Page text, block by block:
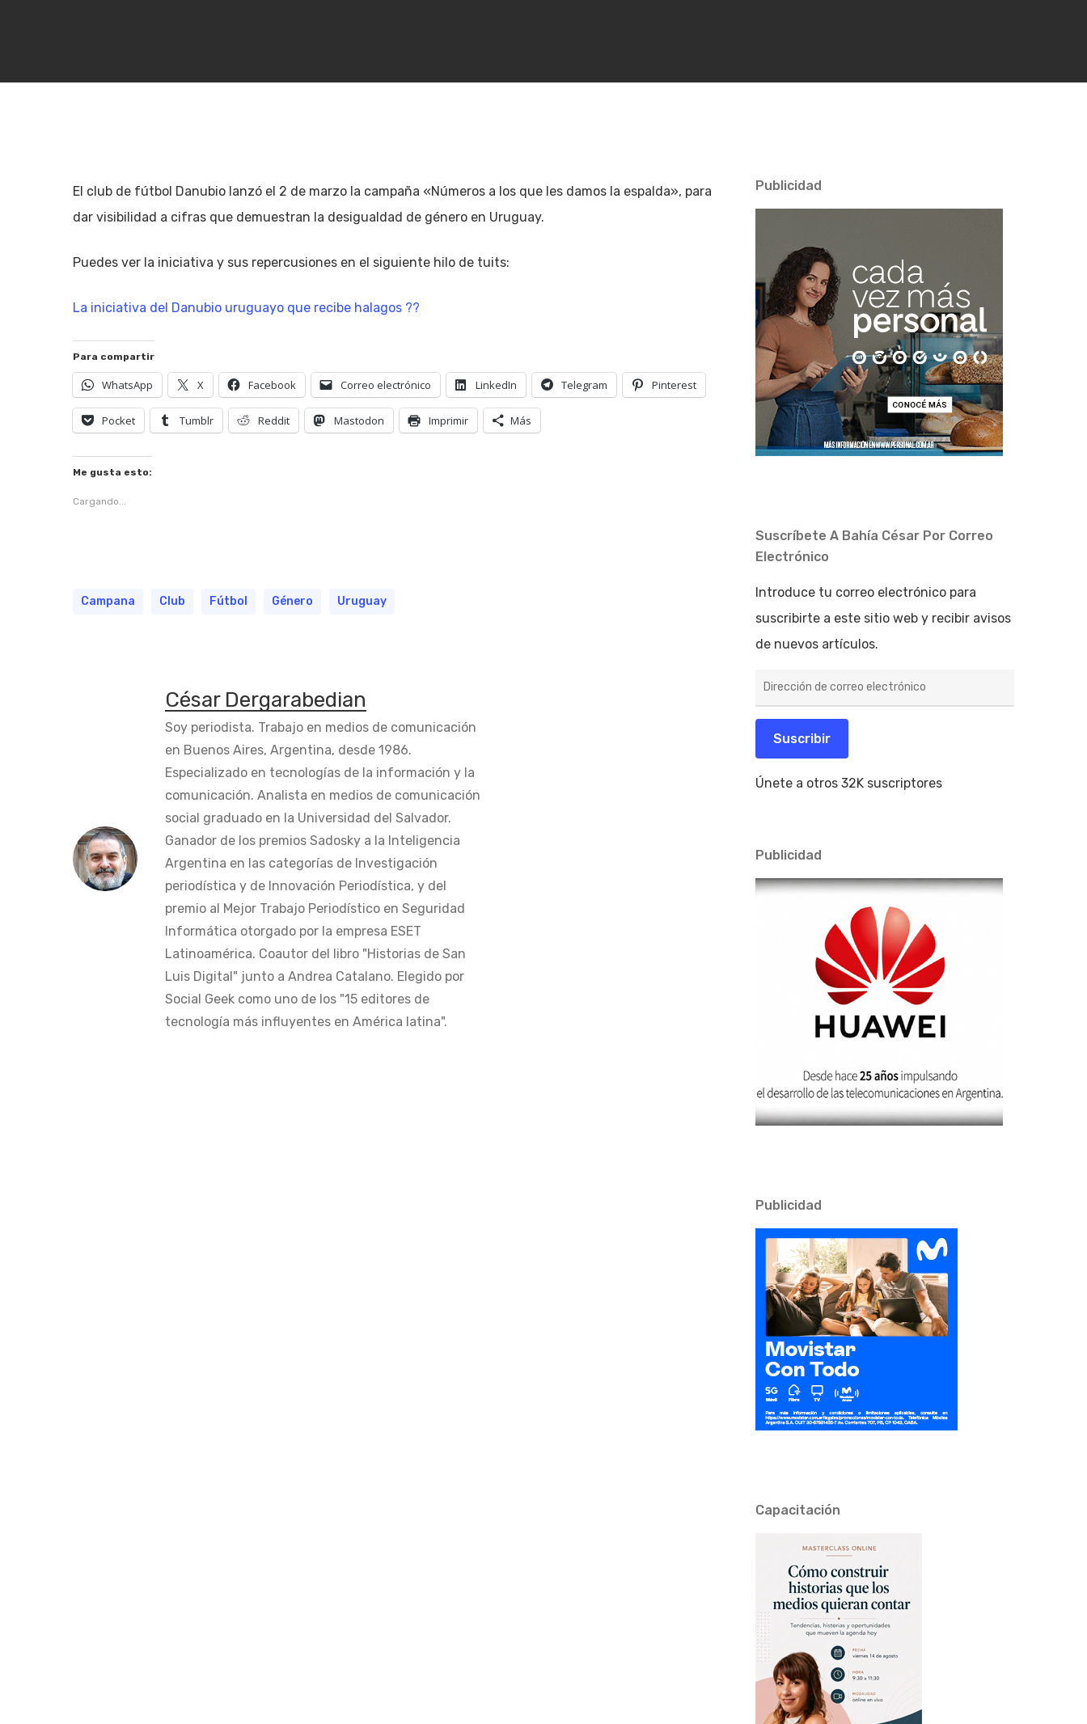
Hit enter to search or ESC to close
El club de fútbol Danubio lanzó el 2 de marzo la campaña «Números a los que les damos la espalda», para
dar visibilidad a cifras que demuestran la desigualdad de género en Uruguay.
Puedes ver la iniciativa y sus repercusiones en el siguiente hilo de tuits:
La iniciativa del Danubio uruguayo que recibe halagos ??
Para compartir
WhatsApp X Facebook Correo electrónico LinkedIn Telegram Pinterest
Pocket Tumblr Reddit Mastodon Imprimir Más
Me gusta esto:
Cargando...
Campana Club Fútbol Género Uruguay
César Dergarabedian
Soy periodista. Trabajo en medios de comunicación
en Buenos Aires, Argentina, desde 1986.
Especializado en tecnologías de la información y la
comunicación. Analista en medios de comunicación
social graduado en la Universidad del Salvador.
Ganador de los premios Sadosky a la Inteligencia
Argentina en las categorías de Investigación
periodística y de Innovación Periodística, y del
premio al Mejor Trabajo Periodístico en Seguridad
Informática otorgado por la empresa ESET
Latinoamérica. Coautor del libro "Historias de San
Luis Digital" junto a Andrea Catalano. Elegido por
Social Geek como uno de los "15 editores de
tecnología más influyentes en América latina".
Publicidad
Suscríbete A Bahía César Por Correo
Electrónico
Introduce tu correo electrónico para
suscribirte a este sitio web y recibir avisos
de nuevos artículos.
de
electrónico
Suscribir
Únete a otros 32K suscriptores
Publicidad
Publicidad
Capacitación